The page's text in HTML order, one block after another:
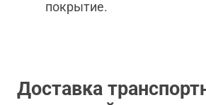
покрытие.
Доставка